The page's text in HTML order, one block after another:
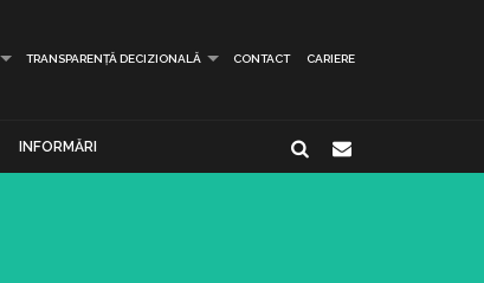
TRANSPARENȚĂ DECIZIONALĂ CONTACT CARIERE
INFORMĂRI